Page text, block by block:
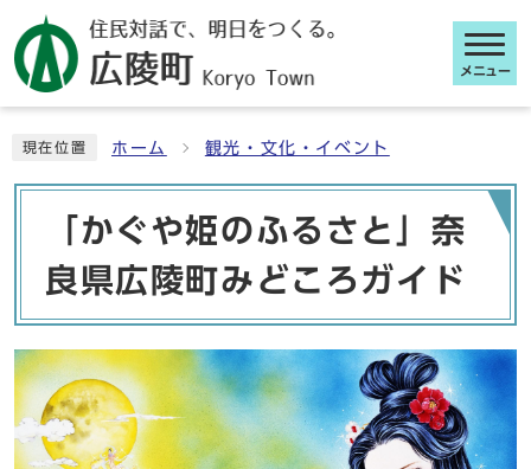
メニュー
現在位置 ホーム 観光・文化・イベント
「かぐや姫のふるさと」奈
良県広陵町みどころガイド